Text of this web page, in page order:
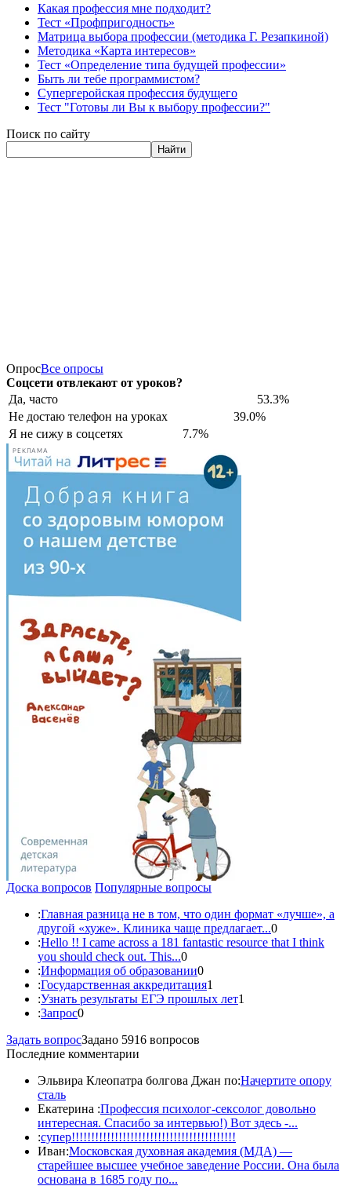
Какая профессия мне подходит?
Тест «Профпригодность»
Матрица выбора профессии (методика Г. Резапкиной)
Методика «Карта интересов»
Тест «Определение типа будущей профессии»
Быть ли тебе программистом?
Супергеройская профессия будущего
Тест "Готовы ли Вы к выбору профессии?"
Поиск по сайту
Найти
ОпросВсе опросы
Соцсети отвлекают от уроков?
Да, часто
53.3%
Не достаю телефон на уроках
39.0%
Я не сижу в соцсетях
7.7%
РЕКЛАМА
Доска вопросов Популярные вопросы
:Главная разница не в том, что один формат «лучше», а
другой «хуже». Клиника чаще предлагает...0
:Hello !! I came across a 181 fantastic resource that I think
you should check out. This...0
:Информация об образовании0
:Государственная аккредитация1
:Узнать результаты ЕГЭ прошлых лет1
:Запрос0
Задать вопросЗадано 5916 вопросов
Последние комментарии
Эльвира Клеопатра болгова Джан по:Начертите опору
сталь
Екатерина :Профессия психолог-сексолог довольно
интересная. Спасибо за интервью!) Вот здесь -...
:супер!!!!!!!!!!!!!!!!!!!!!!!!!!!!!!!!!!!!!!!!!!
Иван:Московская духовная академия (МДА) —
старейшее высшее учебное заведение России. Она была
основана в 1685 году по...